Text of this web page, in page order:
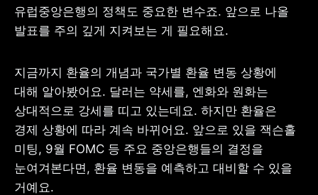
유럽중앙은행의 정책도 중요한 변수죠. 앞으로 나올
발표를 주의 깊게 지켜보는 게 필요해요.
지금까지 환율의 개념과 국가별 환율 변동 상황에
대해 알아봤어요. 달러는 약세를, 엔화와 원화는
상대적으로 강세를 띠고 있는데요. 하지만 환율은
경제 상황에 따라 계속 바뀌어요. 앞으로 있을 잭슨홀
미팅, 9월 FOMC 등 주요 중앙은행들의 결정을
눈여겨본다면, 환율 변동을 예측하고 대비할 수 있을
거예요.